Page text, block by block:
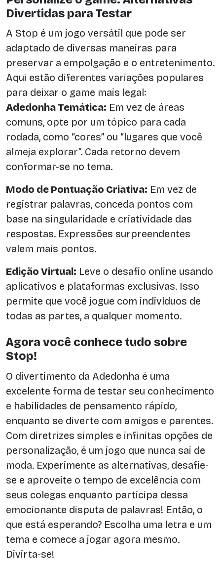
Divertidas para Testar
A Stop é um jogo versátil que pode ser
adaptado de diversas maneiras para
preservar a empolgação e o entretenimento.
Aqui estão diferentes variações populares
para deixar o game mais legal:
Adedonha Temática: Em vez de áreas
comuns, opte por um tópico para cada
rodada, como “cores” ou “lugares que você
almeja explorar”. Cada retorno devem
conformar-se no tema.
Modo de Pontuação Criativa: Em vez de
registrar palavras, conceda pontos com
base na singularidade e criatividade das
respostas. Expressões surpreendentes
valem mais pontos.
Edição Virtual: Leve o desafio online usando
aplicativos e plataformas exclusivas. Isso
permite que você jogue com indivíduos de
todas as partes, a qualquer momento.
Agora você conhece tudo sobre
Stop!
O divertimento da Adedonha é uma
excelente forma de testar seu conhecimento
e habilidades de pensamento rápido,
enquanto se diverte com amigos e parentes.
Com diretrizes simples e infinitas opções de
personalização, é um jogo que nunca sai de
moda. Experimente as alternativas, desafie-
se e aproveite o tempo de excelência com
seus colegas enquanto participa dessa
emocionante disputa de palavras! Então, o
que está esperando? Escolha uma letra e um
tema e comece a jogar agora mesmo.
Divirta-se!